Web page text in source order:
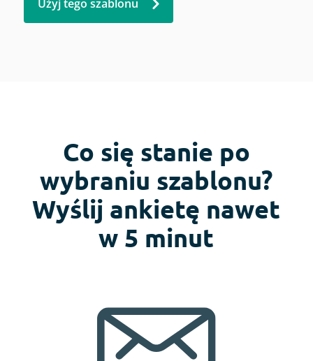
Użyj tego szablonu
Co się stanie po
wybraniu szablonu?
Wyślij ankietę nawet
w 5 minut